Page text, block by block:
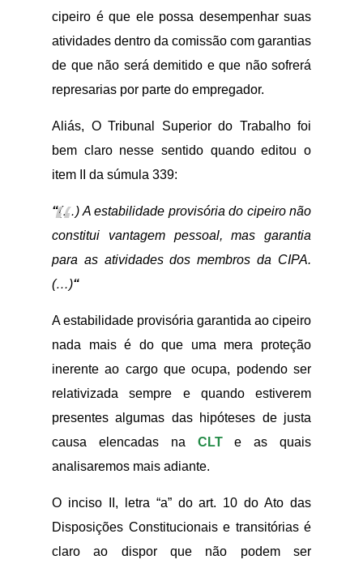
cipeiro é que ele possa desempenhar suas
atividades dentro da comissão com garantias
de que não será demitido e que não sofrerá
represarias por parte do empregador.
Aliás, O Tribunal Superior do Trabalho foi
bem claro nesse sentido quando editou o
item II da súmula 339:
“(…) A estabilidade provisória do cipeiro não
constitui vantagem pessoal, mas garantia
para as atividades dos membros da CIPA.
(…)“
A estabilidade provisória garantida ao cipeiro
nada mais é do que uma mera proteção
inerente ao cargo que ocupa, podendo ser
relativizada sempre e quando estiverem
presentes algumas das hipóteses de justa
causa elencadas na CLTe as quais
analisaremos mais adiante.
O inciso II, letra “a” do art. 10 do Ato das
Disposições Constitucionais e transitórias é
claro ao dispor que não podem ser